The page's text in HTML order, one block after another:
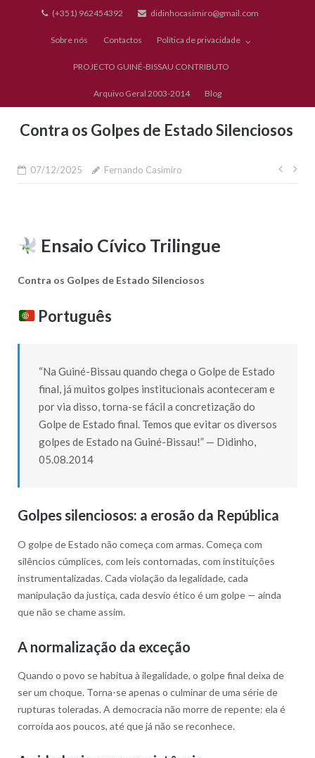
(+351) 962454392 didinhocasimiro@gmail.com
Sobre nós Contactos Política de privacidade
PROJECTO GUINÉ-BISSAU CONTRIBUTO
Arquivo Geral 2003-2014 Blog
Contra os Golpes de Estado Silenciosos
07/12/2025 Fernando Casimiro
Ensaio Cívico Trilingue
Contra os Golpes de Estado Silenciosos
Português
“Na Guiné-Bissau quando chega o Golpe de Estado
final, já muitos golpes institucionais aconteceram e
por via disso, torna-se fácil a concretização do
Golpe de Estado final. Temos que evitar os diversos
golpes de Estado na Guiné-Bissau!” — Didinho,
05.08.2014
Golpes silenciosos: a erosão da República
O golpe de Estado não começa com armas. Começa com
silêncios cúmplices, com leis contornadas, com instituições
instrumentalizadas. Cada violação da legalidade, cada
manipulação da justiça, cada desvio ético é um golpe — ainda
que não se chame assim.
A normalização da exceção
Quando o povo se habitua à ilegalidade, o golpe final deixa de
ser um choque. Torna-se apenas o culminar de uma série de
rupturas toleradas. A democracia não morre de repente: ela é
corroída aos poucos, até que já não se reconhece.